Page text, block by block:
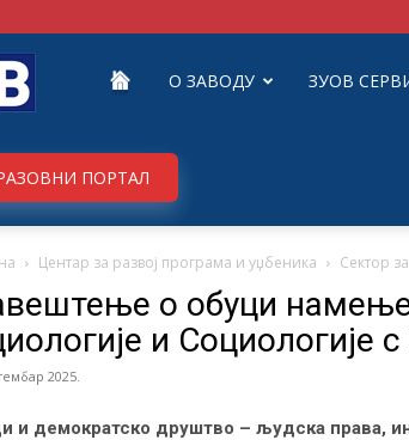
за
унапређивање
образовања
О ЗАВОДУ ЗУОВ
ПОРТАЛ
Центар за развој програма и уџбеника Сектор
о обуци
и Социологије
2025.
и демократско друштво – људска права,